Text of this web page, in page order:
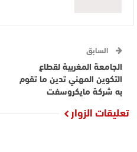
السابق
الجامعة المغربية لقطاع
التكوين المهني تدين ما تقوم
به شركة مايكروسفت
تعليقات الزوار